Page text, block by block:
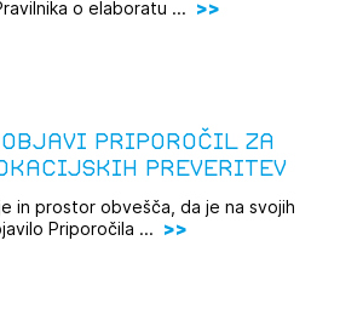
o elaboratu ...
objavi Priporočil za
preveritev
in prostor obvešča, da je na svojih
Priporočila ...